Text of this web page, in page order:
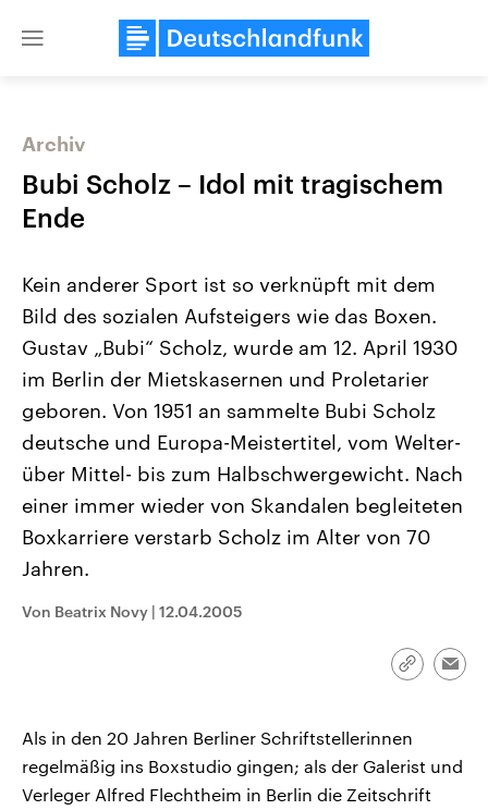
Close
Landtagswahl Sachsen-Anhalt
Alle Informationen
Sachsen-Anhalt wählt am 6.
September 2026 einen neuen
Landtag. Seit 2021 wird das
Bundesland von einer Koalition aus
CDU, SPD und FDP regiert.-
Umfragen, Prognosen,
Wahlprogramme, aktuelle Berichte
und Kandidaten der anstehenden
USA
Hintergründe
Wirtschaftlich und
gehören die Vereinigten
den mächtigsten Ländern
mit großem Einfluss auf
aktuelle Weltgeschehen.
Audio-Archiv
Archiv
Bubi Scholz – Idol mit tragischem
Ende
Kein anderer Sport ist so verknüpft mit dem
Bild des sozialen Aufsteigers wie das Boxen.
Gustav „Bubi“ Scholz, wurde am 12. April 1930
im Berlin der Mietskasernen und Proletarier
geboren. Von 1951 an sammelte Bubi Scholz
deutsche und Europa-Meistertitel, vom Welter-
über Mittel- bis zum Halbschwergewicht. Nach
einer immer wieder von Skandalen begleiteten
Boxkarriere verstarb Scholz im Alter von 70
Jahren.
Von Beatrix Novy | 12.04.2005
Link
Als in den 20 Jahren Berliner Schriftstellerinnen
regelmäßig ins Boxstudio gingen; als der Galerist und
Verleger Alfred Flechtheim in Berlin die Zeitschrift